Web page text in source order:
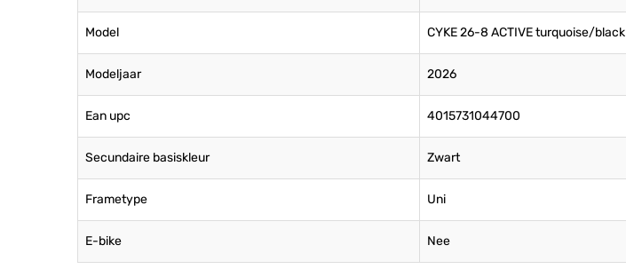
Model CYKE 26-8 ACTIVE turquoise/black
Modeljaar 2026
Ean upc 4015731044700
Secundaire basiskleur Zwart
Frametype Uni
E-bike Nee